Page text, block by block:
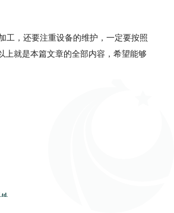
工，还要注重设备的维护，一定要按照
上就是本篇文章的全部内容，希望能够